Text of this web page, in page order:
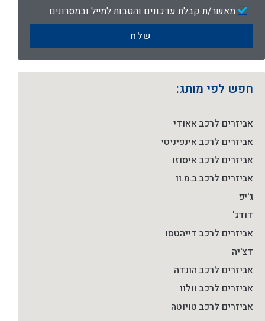
מאשר/ת קבלת עדכונים והטבות למייל ובמסרונים
שלח
חפש לפי מותג:
אביזרים לרכב אאודי
אביזרים לרכב אינפיניטי
אביזרים לרכב איסוזו
אביזרים לרכב ב.מ.וו
ג'יפ
דודג'
אביזרים לרכב דייהטסו
דצ'יה
אביזרים לרכב הונדה
אביזרים לרכב וולוו
אביזרים לרכב טויוטה